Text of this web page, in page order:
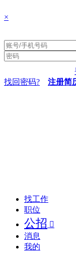
×
找回密码? 注册简
找工作
职位
公招 
消息
我的